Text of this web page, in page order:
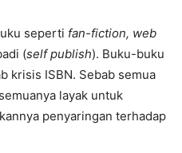
seperti fan-fiction, web
(self publish). Buku-buku
krisis ISBN. Sebab semua
layak untuk
penyaringan terhadap